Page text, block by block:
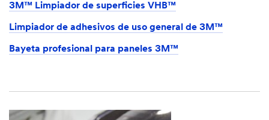
3M™ Limpiador de superficies VHB™
Limpiador de adhesivos de uso general de 3M™
Bayeta profesional para paneles 3M™